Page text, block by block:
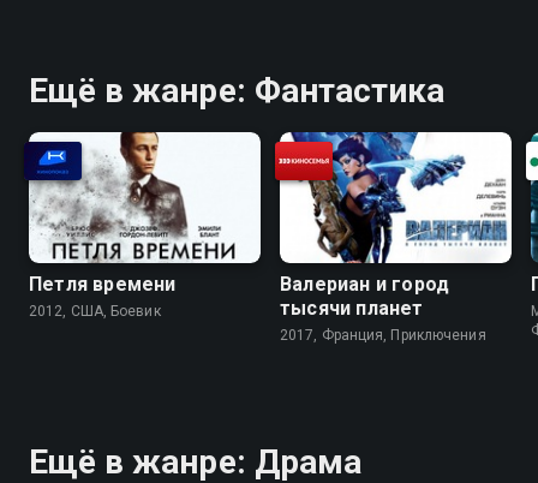
Ещё в жанре: Фантастика
Петля времени
2012, США, Боевик
Валериан и город
тысячи планет
2017, Франция, Приключения
Ещё в жанре: Драма